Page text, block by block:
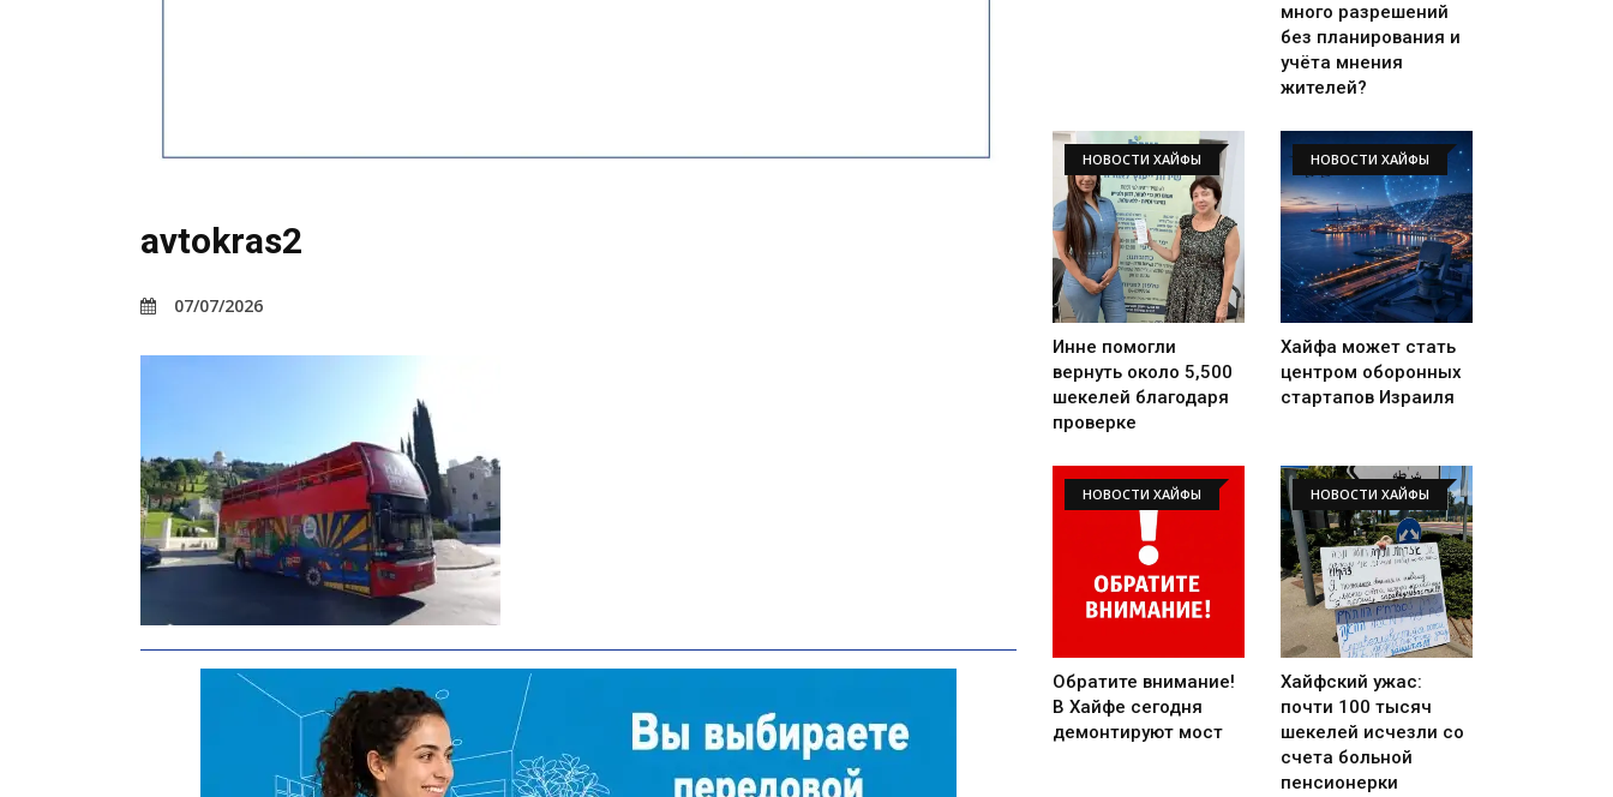
avtokras2
07/07/2026
много разрешений
без планирования и
учёта мнения
жителей?
НОВОСТИ ХАЙФЫ
Инне помогли
вернуть около 5,500
шекелей благодаря
проверке
НОВОСТИ ХАЙФЫ
Хайфа может стать
центром оборонных
стартапов Израиля
НОВОСТИ ХАЙФЫ
Обратите внимание!
В Хайфе сегодня
демонтируют мост
НОВОСТИ ХАЙФЫ
Хайфский ужас:
почти 100 тысяч
шекелей исчезли со
счета больной
пенсионерки